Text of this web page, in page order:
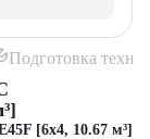
Подготовка
[6x4, 10.67 м³]